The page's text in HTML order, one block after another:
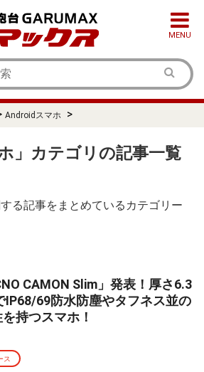
MENU
Androidスマホ >
」カテゴリの記事一覧
る記事をまとめているカテゴリー
CAMON Slim」発表！厚さ6.3
IP68/69防水防塵やタフネス並の
持つスマホ！
ス